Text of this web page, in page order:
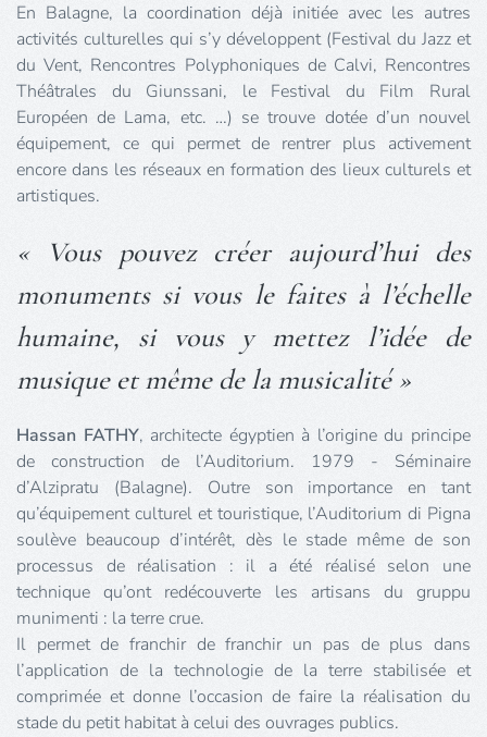
En Balagne, la coordination déjà initiée avec les autres
activités culturelles qui s’y développent (Festival du Jazz et
du Vent, Rencontres Polyphoniques de Calvi, Rencontres
Théâtrales du Giunssani, le Festival du Film Rural
Européen de Lama, etc. …) se trouve dotée d’un nouvel
équipement, ce qui permet de rentrer plus activement
encore dans les réseaux en formation des lieux culturels et
artistiques.
« Vous pouvez créer aujourd’hui des
monuments si vous le faites à l’échelle
humaine, si vous y mettez l’idée de
musique et même de la musicalité »
Hassan FATHY, architecte égyptien à l’origine du principe
de construction de l’Auditorium. 1979 - Séminaire
d’Alzipratu (Balagne). Outre son importance en tant
qu’équipement culturel et touristique, l’Auditorium di Pigna
soulève beaucoup d’intérêt, dès le stade même de son
processus de réalisation : il a été réalisé selon une
technique qu’ont redécouverte les artisans du gruppu
munimenti : la terre crue.
Il permet de franchir de franchir un pas de plus dans
l’application de la technologie de la terre stabilisée et
comprimée et donne l’occasion de faire la réalisation du
stade du petit habitat à celui des ouvrages publics.